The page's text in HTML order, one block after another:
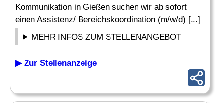
Kommunikation in Gießen suchen wir ab sofort
einen Assistenz/ Bereichskoordination (m/w/d) [...]
MEHR INFOS ZUM STELLENANGEBOT
▶ Zur Stellenanzeige